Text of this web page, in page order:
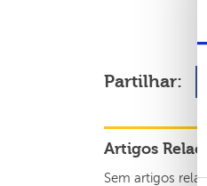
Partilhar:
Artigos
Sem artigos